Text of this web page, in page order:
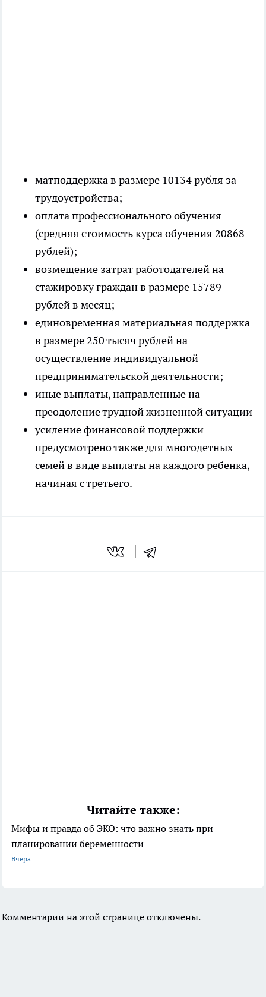
матподдержка в размере 10134 рубля за
трудоустройства;
оплата профессионального обучения
(средняя стоимость курса обучения 20868
рублей);
возмещение затрат работодателей на
стажировку граждан в размере 15789
рублей в месяц;
единовременная материальная поддержка
в размере 250 тысяч рублей на
осуществление индивидуальной
предпринимательской деятельности;
иные выплаты, направленные на
преодоление трудной жизненной ситуации
усиление финансовой поддержки
предусмотрено также для многодетных
семей в виде выплаты на каждого ребенка,
начиная с третьего.
Читайте также:
Мифы и правда об ЭКО: что важно знать при
планировании беременности
Вчера
Комментарии на этой странице отключены.